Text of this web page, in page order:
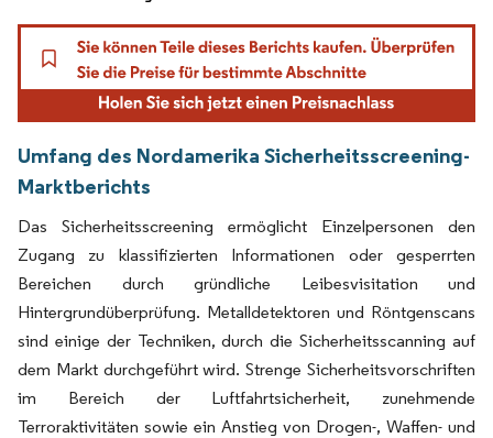
Umfang des Nordamerika Sicherheitsscreening-
Marktberichts
Das Sicherheitsscreening ermöglicht Einzelpersonen den
Zugang zu klassifizierten Informationen oder gesperrten
Bereichen durch gründliche Leibesvisitation und
Hintergrundüberprüfung. Metalldetektoren und Röntgenscans
sind einige der Techniken, durch die Sicherheitsscanning auf
dem Markt durchgeführt wird. Strenge Sicherheitsvorschriften
im Bereich der Luftfahrtsicherheit, zunehmende
Terroraktivitäten sowie ein Anstieg von Drogen-, Waffen- und